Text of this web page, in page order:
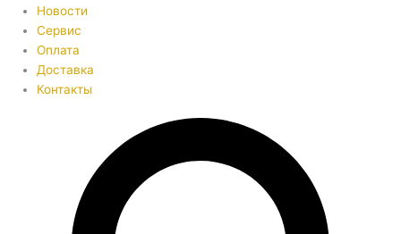
Новости
Сервис
Оплата
Доставка
Контакты